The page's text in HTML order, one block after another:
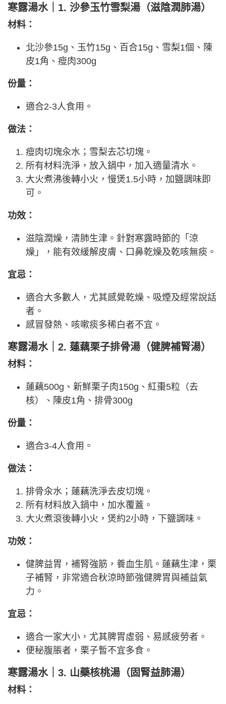
寒露湯水｜1. 沙參玉竹雪梨湯（滋陰潤肺湯）
材料：
北沙參15g、玉竹15g、百合15g、雪梨1個、陳
皮1角、瘦肉300g
份量：
適合2-3人食用。
做法：
瘦肉切塊汆水；雪梨去芯切塊。
所有材料洗淨，放入鍋中，加入適量清水。
大火煮沸後轉小火，慢煲1.5小時，加鹽調味即
可。
功效：
滋陰潤燥，清肺生津。針對寒露時節的「涼
燥」，能有效緩解皮膚、口鼻乾燥及乾咳無痰。
宜忌：
適合大多數人，尤其感覺乾燥、吸煙及經常說話
者。
感冒發熱、咳嗽痰多稀白者不宜。
寒露湯水｜2. 蓮藕栗子排骨湯（健脾補腎湯）
材料：
蓮藕500g、新鮮栗子肉150g、紅棗5粒（去
核）、陳皮1角、排骨300g
份量：
適合3-4人食用。
做法：
排骨汆水；蓮藕洗淨去皮切塊。
所有材料放入鍋中，加水覆蓋。
大火煮滾後轉小火，煲約2小時，下鹽調味。
功效：
健脾益胃，補腎強筋，養血生肌。蓮藕生津，栗
子補腎，非常適合秋涼時節強健脾胃與補益氣
力。
宜忌：
適合一家大小，尤其脾胃虛弱、易感疲勞者。
便秘腹脹者，栗子暫不宜多食。
寒露湯水｜3. 山藥核桃湯（固腎益肺湯）
材料：